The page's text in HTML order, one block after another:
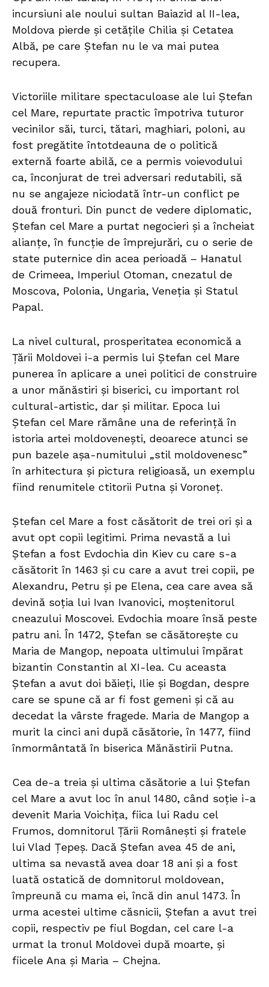
incursiuni ale noului sultan Baiazid al II-lea,
Moldova pierde și cetățile Chilia și Cetatea
Albă, pe care Ștefan nu le va mai putea
recupera.
Victoriile militare spectaculoase ale lui Ștefan
cel Mare, repurtate practic împotriva tuturor
vecinilor săi, turci, tătari, maghiari, poloni, au
fost pregătite întotdeauna de o politică
externă foarte abilă, ce a permis voievodului
ca, înconjurat de trei adversari redutabili, să
nu se angajeze niciodată într-un conflict pe
două fronturi. Din punct de vedere diplomatic,
Ștefan cel Mare a purtat negocieri şi a încheiat
alianțe, în funcție de împrejurări, cu o serie de
state puternice din acea perioadă – Hanatul
de Crimeea, Imperiul Otoman, cnezatul de
Moscova, Polonia, Ungaria, Veneția și Statul
Papal.
La nivel cultural, prosperitatea economică a
Țării Moldovei i-a permis lui Ștefan cel Mare
punerea în aplicare a unei politici de construire
a unor mănăstiri și biserici, cu important rol
cultural-artistic, dar și militar. Epoca lui
Ștefan cel Mare rămâne una de referință în
istoria artei moldovenești, deoarece atunci se
pun bazele așa-numitului „stil moldovenesc”
în arhitectura și pictura religioasă, un exemplu
fiind renumitele ctitorii Putna și Voroneț.
Ștefan cel Mare a fost căsătorit de trei ori și a
avut opt copii legitimi. Prima nevastă a lui
Ștefan a fost Evdochia din Kiev cu care s-a
căsătorit în 1463 și cu care a avut trei copii, pe
Alexandru, Petru și pe Elena, cea care avea să
devină soția lui Ivan Ivanovici, moștenitorul
cneazului Moscovei. Evdochia moare însă peste
patru ani. În 1472, Ștefan se căsătorește cu
Maria de Mangop, nepoata ultimului împărat
bizantin Constantin al XI-lea. Cu aceasta
Ștefan a avut doi băieți, Ilie și Bogdan, despre
care se spune că ar fi fost gemeni şi că au
decedat la vârste fragede. Maria de Mangop a
murit la cinci ani după căsătorie, în 1477, fiind
înmormântată în biserica Mănăstirii Putna.
Cea de-a treia și ultima căsătorie a lui Ștefan
cel Mare a avut loc în anul 1480, când soție i-a
devenit Maria Voichița, fiica lui Radu cel
Frumos, domnitorul Țării Românești și fratele
lui Vlad Țepeș. Dacă Ștefan avea 45 de ani,
ultima sa nevastă avea doar 18 ani și a fost
luată ostatică de domnitorul moldovean,
împreună cu mama ei, încă din anul 1473. În
urma acestei ultime căsnicii, Ștefan a avut trei
copii, respectiv pe fiul Bogdan, cel care l-a
urmat la tronul Moldovei după moarte, și
fiicele Ana și Maria – Chejna.